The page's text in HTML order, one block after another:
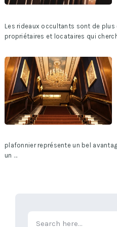
Les rideaux occultants sont de
propriétaires et locataires qui
plafonnier représente un bel
un …